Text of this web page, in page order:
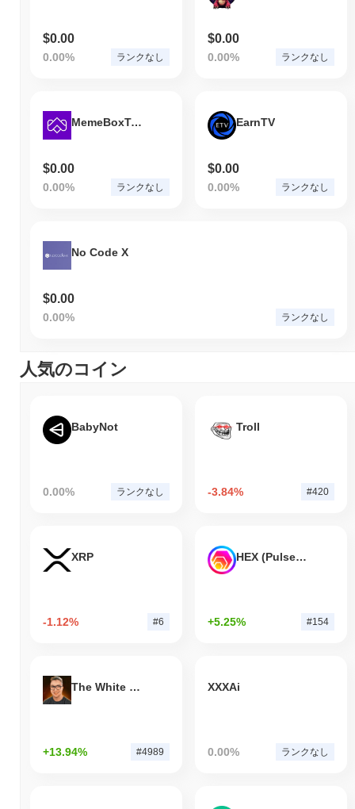
$0.00
0.00% ランクなし
$0.00
0.00% ランクなし
MemeBoxToken
$0.00
0.00% ランクなし
EarnTV
$0.00
0.00% ランクなし
No Code X
$0.00
0.00% ランクなし
人気のコイン
BabyNot
0.00% ランクなし
Troll
-3.84% #420
XRP
-1.12% #6
HEX (Pulsechain)
+5.25% #154
The White Bull
+13.94% #4989
XXXAi
0.00% ランクなし